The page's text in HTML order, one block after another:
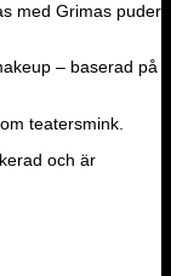
med Grimas puder
– baserad på
teatersmink.
och är